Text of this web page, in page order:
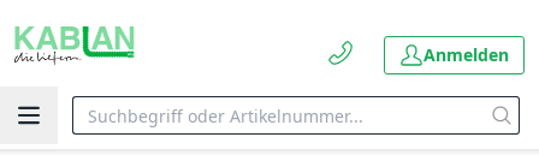
Anmelden